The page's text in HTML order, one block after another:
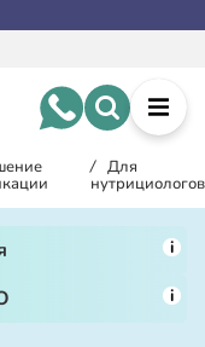
/ Для
нутрициологов
i
i